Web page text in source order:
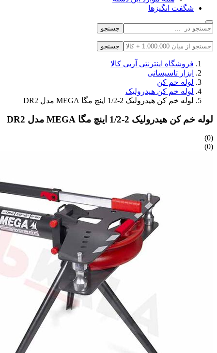
شگفت انگیزها
جستجو
جستجو
فروشگاه اینترنتی آربی کالا
ابزار تاسیساتی
لوله خم کن
لوله خم کن هیدرولیک
لوله خم کن هیدرولیک 2-1/2 اینچ مگا MEGA مدل DR2
لوله خم کن هیدرولیک 2-1/2 اینچ مگا MEGA مدل DR2
(0)
(0)